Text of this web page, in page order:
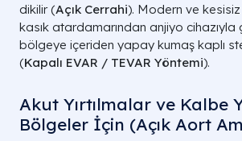
dikilir (Açık Cerrahi). Modern ve
kasık atardamarından anjiyo cihazıyla
bölgeye içeriden yapay kumaş kaplı
(Kapalı EVAR / TEVAR Yöntemi).
Akut Yırtılmalar ve Kalbe
Bölgeler İçin (Açık Aort